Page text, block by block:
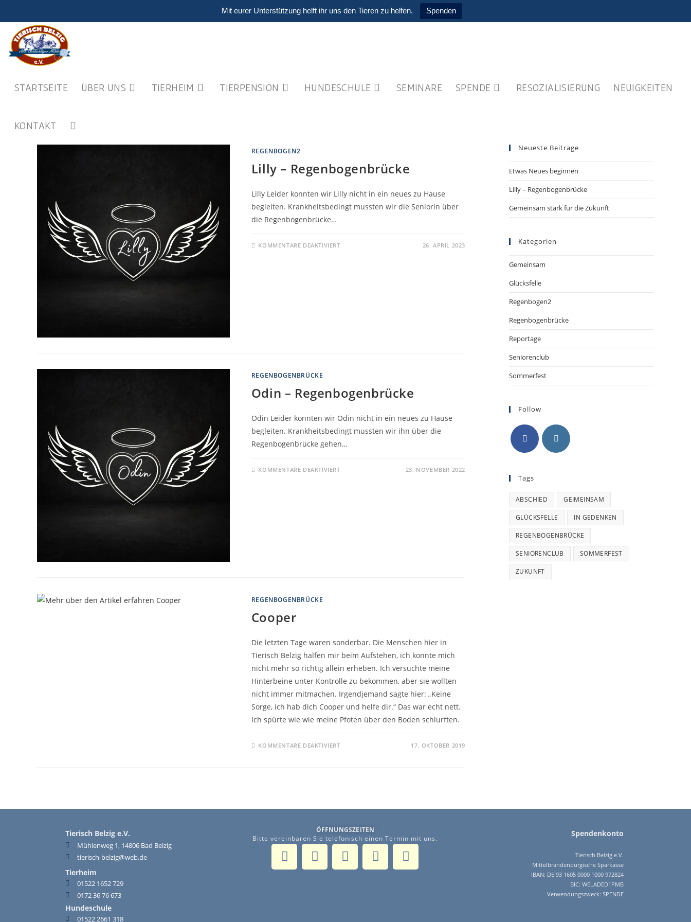
Mit eurer Unterstützung helft ihr uns den Tieren zu helfen. Spenden
STARTSEITE ÜBER UNS TIERHEIM TIERPENSION HUNDESCHULE SEMINARE SPENDE RESOZIALISIERUNG NEUIGKEITEN
KONTAKT
REGENBOGEN2
Lilly – Regenbogenbrücke
Lilly Leider konnten wir Lilly nicht in ein neues zu Hause
begleiten. Krankheitsbedingt mussten wir die Seniorin über
die Regenbogenbrücke…
KOMMENTARE DEAKTIVIERT 26. APRIL 2023
REGENBOGENBRÜCKE
Odin – Regenbogenbrücke
Odin Leider konnten wir Odin nicht in ein neues zu Hause
begleiten. Krankheitsbedingt mussten wir ihn über die
Regenbogenbrücke gehen…
KOMMENTARE DEAKTIVIERT 23. NOVEMBER 2022
REGENBOGENBRÜCKE
Cooper
Die letzten Tage waren sonderbar. Die Menschen hier in
Tierisch Belzig halfen mir beim Aufstehen, ich konnte mich
nicht mehr so richtig allein erheben. Ich versuchte meine
Hinterbeine unter Kontrolle zu bekommen, aber sie wollten
nicht immer mitmachen. Irgendjemand sagte hier: „Keine
Sorge, ich hab dich Cooper und helfe dir.“ Das war echt nett.
Ich spürte wie wie meine Pfoten über den Boden schlurften.
KOMMENTARE DEAKTIVIERT 17. OKTOBER 2019
Neueste Beiträge
Etwas Neues beginnen
Lilly – Regenbogenbrücke
Gemeinsam stark für die Zukunft
Kategorien
Gemeinsam
Glücksfelle
Regenbogen2
Regenbogenbrücke
Reportage
Seniorenclub
Sommerfest
Follow
Tags
ABSCHIED GEIMEINSAM
GLÜCKSFELLE IN GEDENKEN
REGENBOGENBRÜCKE
SENIORENCLUB SOMMERFEST
ZUKUNFT
Tierisch Belzig e.V.
Mühlenweg 1, 14806 Bad Belzig
tierisch-belzig@web.de
Tierheim
01522 1652 729
0172 36 76 673
Hundeschule
01522 2661 318
ÖFFNUNGSZEITEN
Bitte vereinbaren Sie telefonisch einen Termin mit uns.
Spendenkonto
Tierisch Belzig e.V.
Mittelbrandenburgische Sparkasse
IBAN: DE 93 1605 0000 1000 972824
BIC: WELADED1PMB
Verwendungszweck: SPENDE